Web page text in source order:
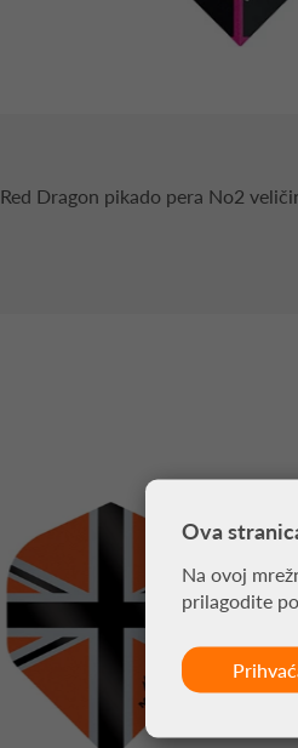
Red Dragon pikado pera No2
Ova
Na ovoj
prilagodite